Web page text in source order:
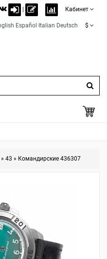
Кабинет
Español Italian Deutsch $
» 43 » Командирские 436307